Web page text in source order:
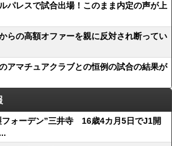
パレスで試合出場！このまま内定の声が上
らの高額オファーを親に反対され断ってい
アマチュアクラブとの恒例の試合の結果が
フォーデン”三井寺 16歳4カ月5日でJ1開